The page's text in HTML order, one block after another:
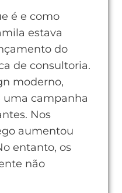
é e como
estava
do
de consultoria.
moderno,
uma campanha
Nos
aumentou
entanto, os
não